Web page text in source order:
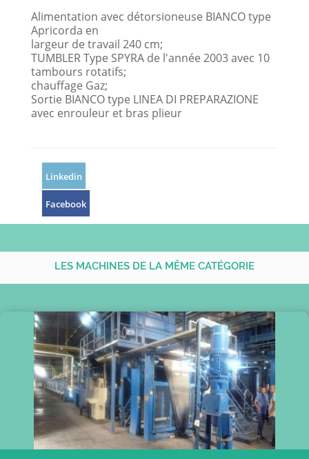
Alimentation avec détorsioneuse BIANCO type
Apricorda en
largeur de travail 240 cm;
TUMBLER Type SPYRA de l'année 2003 avec 10
tambours rotatifs;
chauffage Gaz;
Sortie BIANCO type LINEA DI PREPARAZIONE
avec enrouleur et bras plieur
Linkedin
Facebook
LES MACHINES DE LA MÊME CATÉGORIE